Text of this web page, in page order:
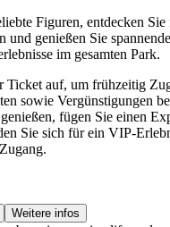
Figuren, entdecken Sie
und genießen Sie
im gesamten Park.
Ticket auf, um frühzeitig
sowie Vergünstigungen
fügen Sie einen
Sie sich für ein VIP-
Weitere infos